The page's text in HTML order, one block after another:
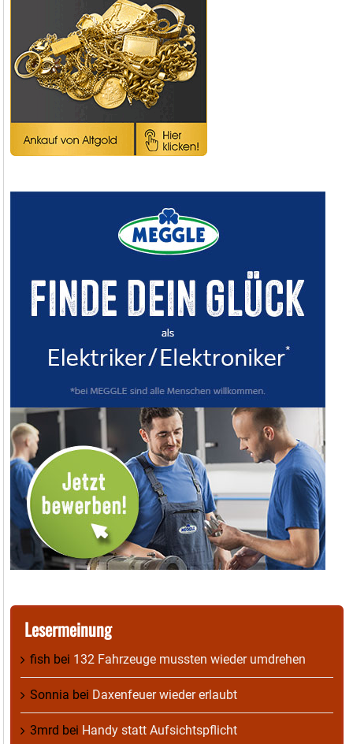
Lesermeinung
fish bei 132 Fahrzeuge mussten wieder umdrehen
Sonnia bei Daxenfeuer wieder erlaubt
3mrd bei Handy statt Aufsichtspflicht